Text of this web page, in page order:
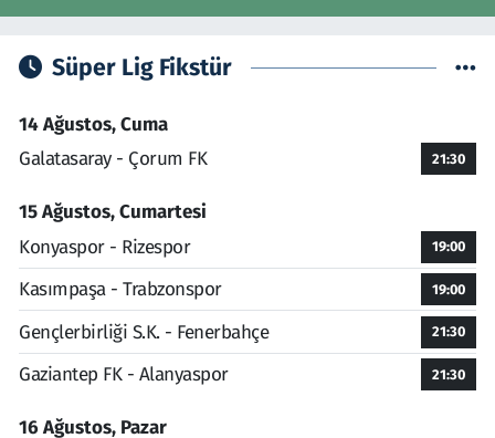
Süper Lig Fikstür
14 Ağustos, Cuma
Galatasaray - Çorum FK
21:30
15 Ağustos, Cumartesi
Konyaspor - Rizespor
19:00
Kasımpaşa - Trabzonspor 19:00
Gençlerbirliği S.K. - Fenerbahçe 21:30
Gaziantep FK - Alanyaspor 21:30
16 Ağustos, Pazar